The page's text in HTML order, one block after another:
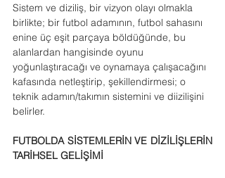
Sistem ve diziliş, bir vizyon olayı olmakla
birlikte; bir futbol adamının, futbol sahasını
enine üç eşit parçaya böldüğünde, bu
alanlardan hangisinde oyunu
yoğunlaştıracağı ve oynamaya çalışacağını
kafasında netleştirip, şekillendirmesi; o
teknik adamın/takımın sistemini ve diizilişini
belirler.
FUTBOLDA SİSTEMLERİN VE DİZİLİŞLERİN
TARİHSEL GELİŞİMİ